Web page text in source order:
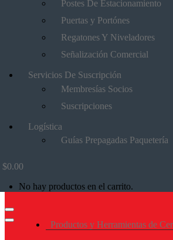
Postes De Estacionamiento
Puertas y Portónes
Regatones Y Niveladores
Señalización Comercial
Servicios De Suscripción
Membresías Socios
Suscripciones
Logística
Guías Prepagadas Paquetería
$0.00
No hay productos en el carrito.
Productos y Herramientas de